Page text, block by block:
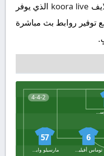
koora live الذي يوفر
توفير روابط بث مباشرة
4-4-2
أوسكار أوستاري
6
توماس أفيليس
57
مارسيلو وايغاندت